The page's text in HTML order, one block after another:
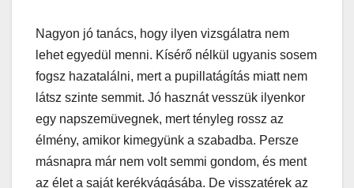
Nagyon jó tanács, hogy ilyen vizsgálatra nem
lehet egyedül menni. Kísérő nélkül ugyanis sosem
fogsz hazatalálni, mert a pupillatágítás miatt nem
látsz szinte semmit. Jó hasznát vesszük ilyenkor
egy napszemüvegnek, mert tényleg rossz az
élmény, amikor kimegyünk a szabadba. Persze
másnapra már nem volt semmi gondom, és ment
az élet a saját kerékvágásába. De visszatérek az